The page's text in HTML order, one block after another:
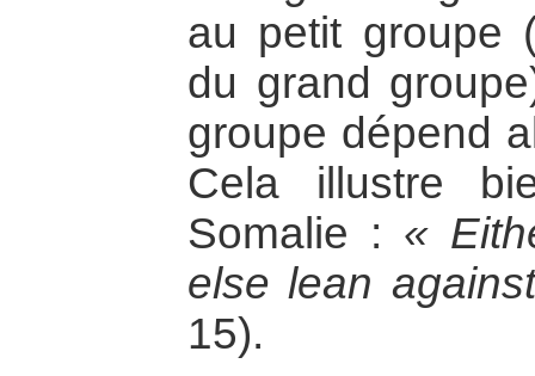
au petit groupe
du grand
groupe dépend
Cela illustre
Somalie : «
else lean
15).